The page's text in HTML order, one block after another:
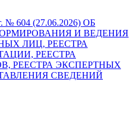
№ 604 (27.06.2026) ОБ
И ВЕДЕНИЯ
ЛИЦ, РЕЕСТРА
РЕЕСТРА
РЕЕСТРА ЭКСПЕРТНЫХ
СВЕДЕНИЙ